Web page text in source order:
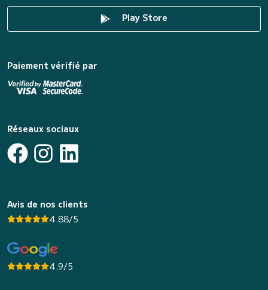
Play Store
Paiement vérifié par
Réseaux sociaux
Avis de nos clients
4.88/5
4.9/5